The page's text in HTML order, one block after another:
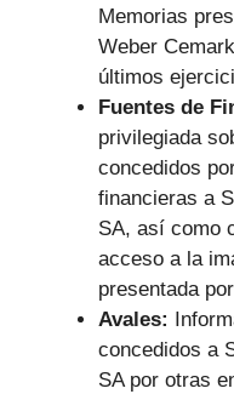
Memorias
Weber
últimos
Fuentes de
privilegiada
concedidos
financieras a
SA, así como
acceso a la
presentada
Avales:
concedidos a
SA por otras